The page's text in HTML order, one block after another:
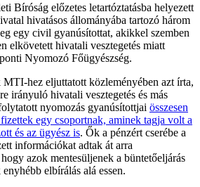
Bíróság előzetes letartóztatásba helyezett
hivatásos állományába tartozó három
egy civil gyanúsítottat, akikkel szemben
elkövetett hivatali vesztegetés miatt
Nyomozó Főügyészség.
hez eljuttatott közleményében azt írta,
irányuló hivatali vesztegetés és más
nyomozás gyanúsítottjai összesen
egy csoportnak, aminek tagja volt a
és az ügyész is. Ők a pénzért cserébe a
információkat adtak át arra
azok mentesüljenek a büntetőeljárás
elbírálás alá essen.